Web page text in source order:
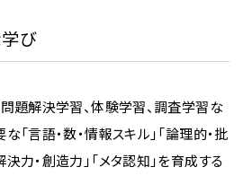
び
問題解決学習、体験学習、調査学習な
「言語・数・情報スキル」「論理的・批
力・創造力」「メタ認知」を育成する